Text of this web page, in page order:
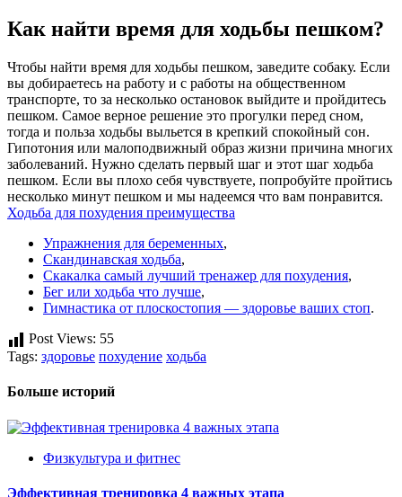
Как найти время для ходьбы пешком?
Чтобы найти время для ходьбы пешком, заведите собаку. Если
вы добираетесь на работу и с работы на общественном
транспорте, то за несколько остановок выйдите и пройдитесь
пешком. Самое верное решение это прогулки перед сном,
тогда и польза ходьбы выльется в крепкий спокойный сон.
Гипотония или малоподвижный образ жизни причина многих
заболеваний. Нужно сделать первый шаг и этот шаг ходьба
пешком. Если вы плохо себя чувствуете, попробуйте пройтись
несколько минут пешком и мы надеемся что вам понравится.
Ходьба для похудения преимущества
Упражнения для беременных,
Скандинавская ходьба,
Скакалка самый лучший тренажер для похудения,
Бег или ходьба что лучше,
Гимнастика от плоскостопия — здоровье ваших стоп.
Post Views: 55
Tags: здоровье похудение ходьба
Больше историй
Физкультура и фитнес
Эффективная тренировка 4 важных этапа